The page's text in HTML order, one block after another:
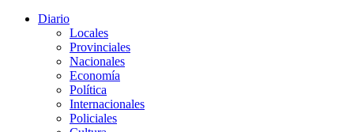
Diario
Locales
Provinciales
Nacionales
Economía
Política
Internacionales
Policiales